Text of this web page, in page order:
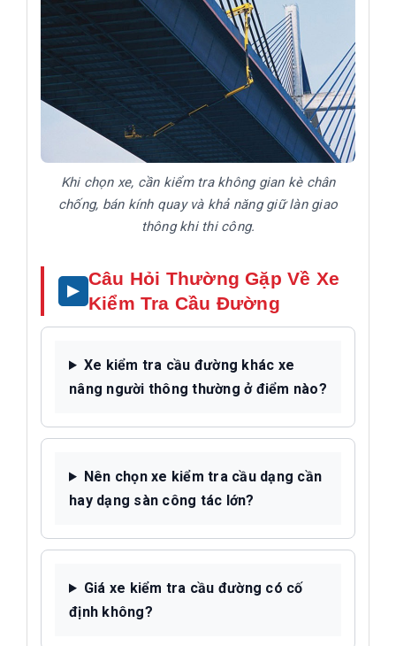
Khi chọn xe, cần kiểm tra không gian kè chân
chống, bán kính quay và khả năng giữ làn giao
thông khi thi công.
Câu Hỏi Thường Gặp Về Xe
Kiểm Tra Cầu Đường
Xe kiểm tra cầu đường khác xe
nâng người thông thường ở điểm nào?
Nên chọn xe kiểm tra cầu dạng cần
hay dạng sàn công tác lớn?
Giá xe kiểm tra cầu đường có cố
định không?